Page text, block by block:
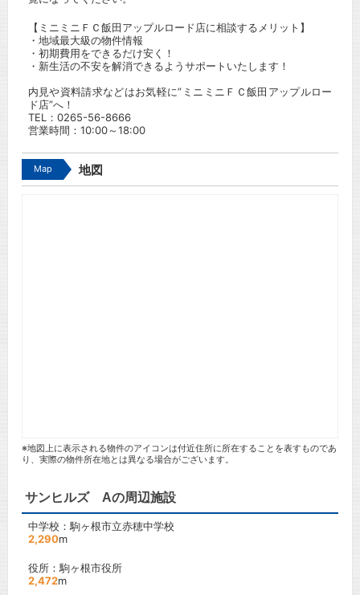
【ミニミニＦＣ飯田アップルロード店に相談するメリット】
・地域最大級の物件情報
・初期費用をできるだけ安く！
・新生活の不安を解消できるようサポートいたします！
内見や資料請求などはお気軽に”ミニミニＦＣ飯田アップルロー
ド店”へ！
TEL： 0265-56-8666
営業時間：10:00～18:00
Map 地図
※地図上に表示される物件のアイコンは付近住所に所在することを表すものであ
り、実際の物件所在地とは異なる場合がございます。
サンヒルズ Aの周辺施設
中学校：駒ヶ根市立赤穂中学校
2,290m
役所：駒ヶ根市役所
2,472m